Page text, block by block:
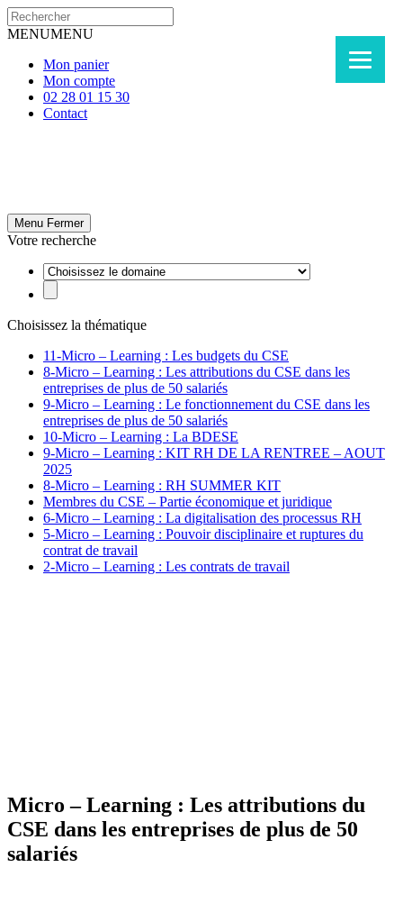
MENUMENU
Mon panier
Mon compte
02 28 01 15 30
Contact
Menu Fermer
Votre recherche
Choisissez la thématique
11-Micro – Learning : Les budgets du CSE
8-Micro – Learning : Les attributions du CSE dans les
entreprises de plus de 50 salariés
9-Micro – Learning : Le fonctionnement du CSE dans les
entreprises de plus de 50 salariés
10-Micro – Learning : La BDESE
9-Micro – Learning : KIT RH DE LA RENTREE – AOUT
2025
8-Micro – Learning : RH SUMMER KIT
Membres du CSE – Partie économique et juridique
6-Micro – Learning : La digitalisation des processus RH
5-Micro – Learning : Pouvoir disciplinaire et ruptures du
contrat de travail
2-Micro – Learning : Les contrats de travail
Micro – Learning : Les attributions du
CSE dans les entreprises de plus de 50
salariés